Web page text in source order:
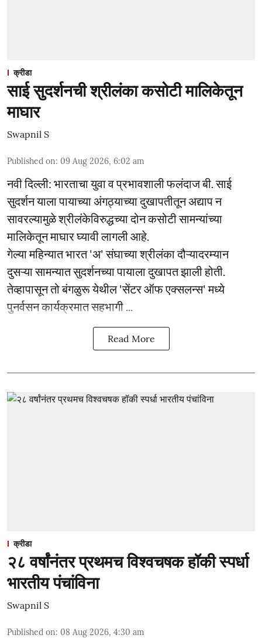
क्रीडा
साई सुदर्शनची श्रीलंका कसोटी मालिकेतून
माघार
Swapnil S
Published on: 09 Aug 2026, 6:02 am
नवी दिल्ली: भारताचा युवा व प्रभावशाली फलंदाज बी. साई
सुदर्शन याला पायाच्या अंगठ्याच्या दुखापतीतून अद्याप न
सावरल्यामुळे श्रीलंकेविरुद्धच्या दोन कसोटी सामन्यांच्या
मालिकेतून माघार घ्यावी लागली आहे.
गेल्या महिन्यात भारत 'अ' संघाच्या श्रीलंका दौऱ्यादरम्यान
दुसऱ्या सामन्यात सुदर्शनच्या पायाला दुखापत झाली होती.
तेव्हापासून तो बंगळुरू येथील 'सेंटर ऑफ एक्सलन्स' मध्ये
पुनर्वसन कार्यक्रमात सहभागी ...
Read More
क्रीडा
२८ वर्षांनंतर प्रथमच विश्वचषक हॉकी स्पर्धा
भारतीय पंचांविना
Swapnil S
Published on: 08 Aug 2026, 4:30 am